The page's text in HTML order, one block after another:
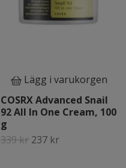
Lägg i varukorgen
COSRX Advanced Snail
92 All In One Cream, 100
g
339 kr 237 kr